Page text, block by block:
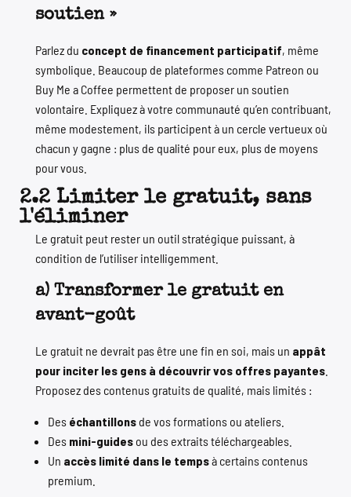
soutien »
Parlez du concept de financement participatif, même
symbolique. Beaucoup de plateformes comme Patreon ou
Buy Me a Coffee permettent de proposer un soutien
volontaire. Expliquez à votre communauté qu’en contribuant,
même modestement, ils participent à un cercle vertueux où
chacun y gagne : plus de qualité pour eux, plus de moyens
pour vous.
2.2 Limiter le gratuit, sans
l'éliminer
Le gratuit peut rester un outil stratégique puissant, à
condition de l’utiliser intelligemment.
a) Transformer le gratuit en
avant-goût
Le gratuit ne devrait pas être une fin en soi, mais un appât
pour inciter les gens à découvrir vos offres payantes.
Proposez des contenus gratuits de qualité, mais limités :
Des échantillonsde vos formations ou ateliers.
Des mini-guidesou des extraits téléchargeables.
Un accès limité dans le tempsà certains contenus
premium.